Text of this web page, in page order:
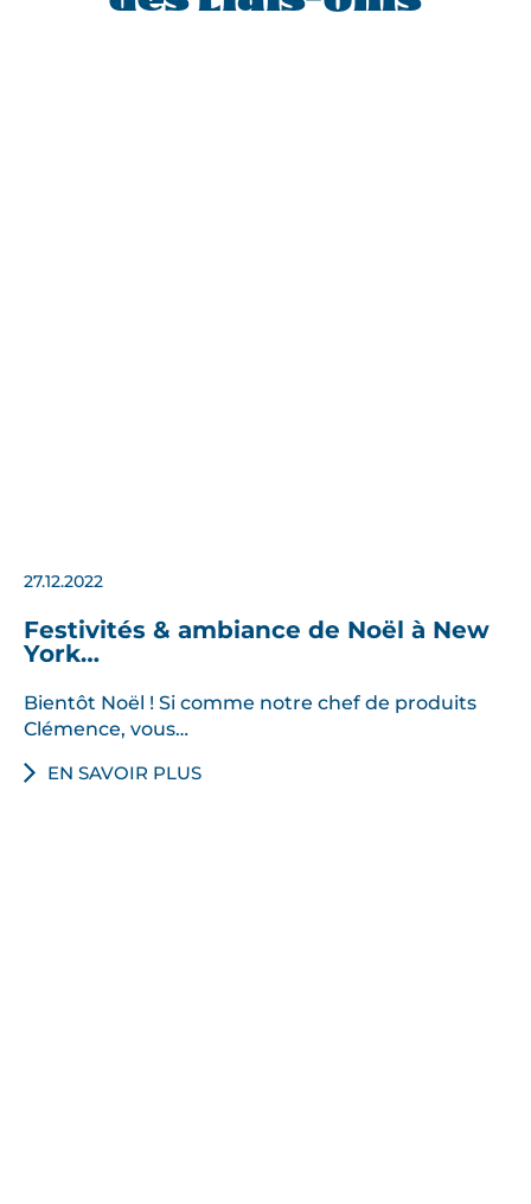
27.12.2022
Festivités & ambiance de Noël à New
York…
Bientôt Noël ! Si comme notre chef de produits
Clémence, vous…
EN SAVOIR PLUS